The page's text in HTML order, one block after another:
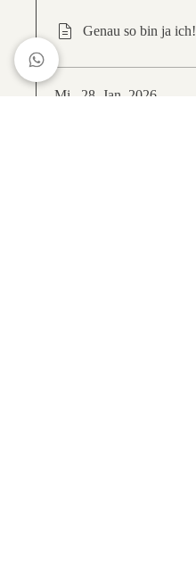
Genau so bin ja ich!
Mi., 28. Jan. 2026